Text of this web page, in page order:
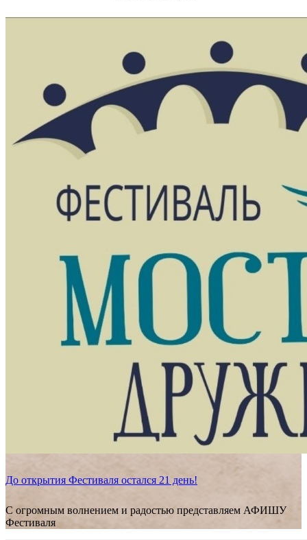
До открытия Фестиваля остался 21 день!
С огромным волнением и радостью представляем АФИШУ
Фестиваля